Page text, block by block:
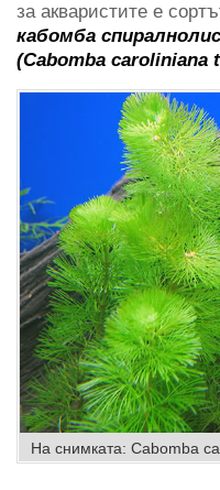
за акваристите е
кабомба
(Cabomba caroliniana
На снимката: Cabomba